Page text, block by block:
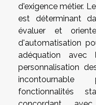
d'exigence métier.
est déterminant
évaluer et
d'automatisation
adéquation avec
personnalisation
fonctionnalités